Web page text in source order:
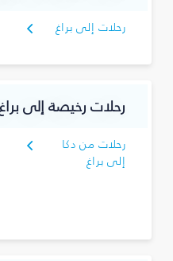
رحلات إلى براغ
رحلات رخيصة إلى
رحلات من دكا
إلى براغ